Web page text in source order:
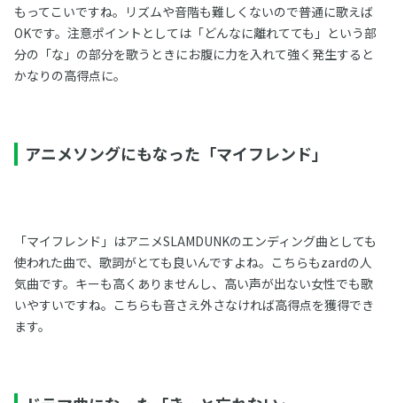
もってこいですね。リズムや音階も難しくないので普通に歌えば
OKです。注意ポイントとしては「どんなに離れてても」という部
分の「な」の部分を歌うときにお腹に力を入れて強く発生すると
かなりの高得点に。
アニメソングにもなった「マイフレンド」
「マイフレンド」はアニメSLAMDUNKのエンディング曲としても
使われた曲で、歌詞がとても良いんですよね。こちらもzardの人
気曲です。キーも高くありませんし、高い声が出ない女性でも歌
いやすいですね。こちらも音さえ外さなければ高得点を獲得でき
ます。